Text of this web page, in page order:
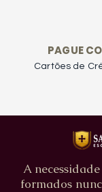
PAGUE
Cartões de
A
formados